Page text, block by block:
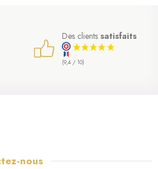
Des clients satisfaits
(9,4 / 10)
nous